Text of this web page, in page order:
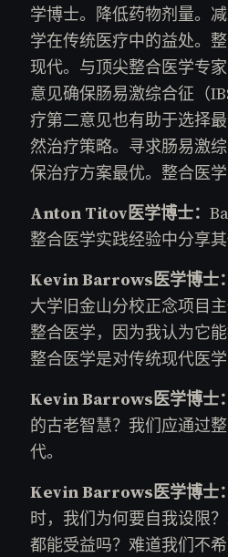
学博士。降低药物剂量。
学在传统医疗中的益处。
现代。与顶尖整合医学专
意见确保肠易激综合征（
疗第二意见也有助于选择
然治疗策略。寻求肠易激
保治疗方案最优。整合医学
Anton Titov医学博士：
整合医学实践经验中分享其
Kevin Barrows医学博士：
大学旧金山分校正念项目
整合医学，因为我认为它
整合医学是对传统现代医学
Kevin Barrows医学博士：
的古老智慧？我们应通过
代。
Kevin Barrows医学博士：
时，我们为何要自我设限
都能受益吗？难道我们不